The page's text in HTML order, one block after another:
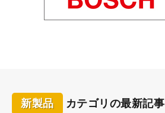
新製品 カテゴリの最新記事